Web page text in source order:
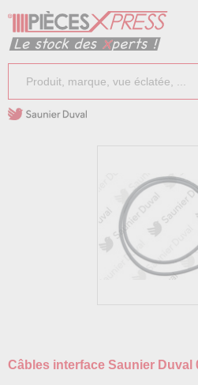
Câbles interface Saunier Duval